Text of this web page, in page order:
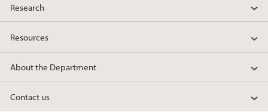
Research
Resources
About the Department
Contact us